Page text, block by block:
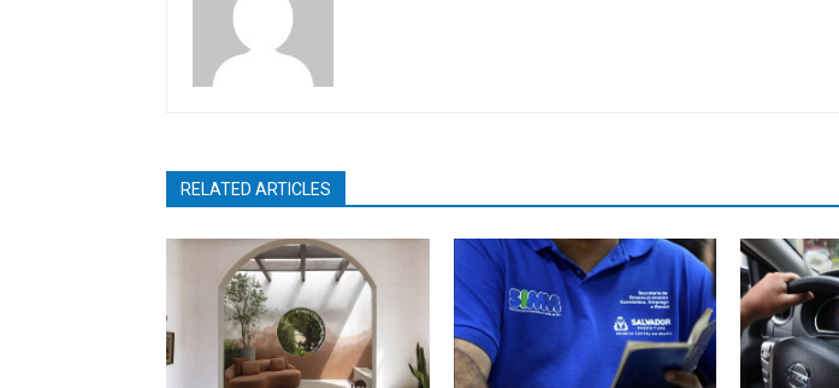
RELATED ARTICLES